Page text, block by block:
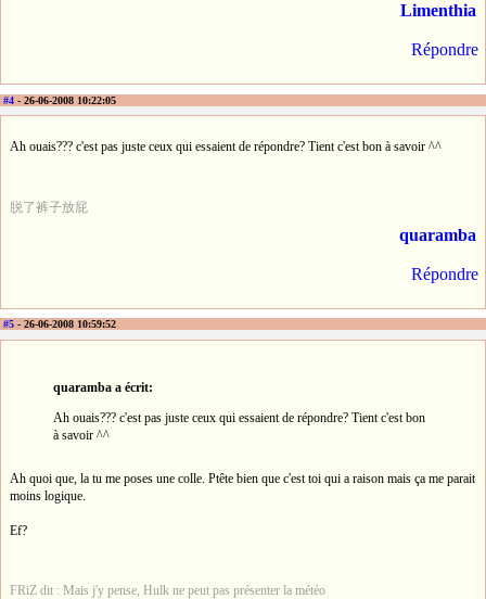
Limenthia
Répondre
#4 - 26-06-2008 10:22:05
Ah ouais??? c'est pas juste ceux qui essaient de répondre? Tient c'est bon à savoir ^^
脱了裤子放屁
quaramba
Répondre
#5 - 26-06-2008 10:59:52
quaramba a écrit:
Ah ouais??? c'est pas juste ceux qui essaient de répondre? Tient c'est bon
à savoir ^^
Ah quoi que, la tu me poses une colle. Ptête bien que c'est toi qui a raison mais ça me parait
moins logique.
Ef?
FRiZ dit : Mais j'y pense, Hulk ne peut pas présenter la météo